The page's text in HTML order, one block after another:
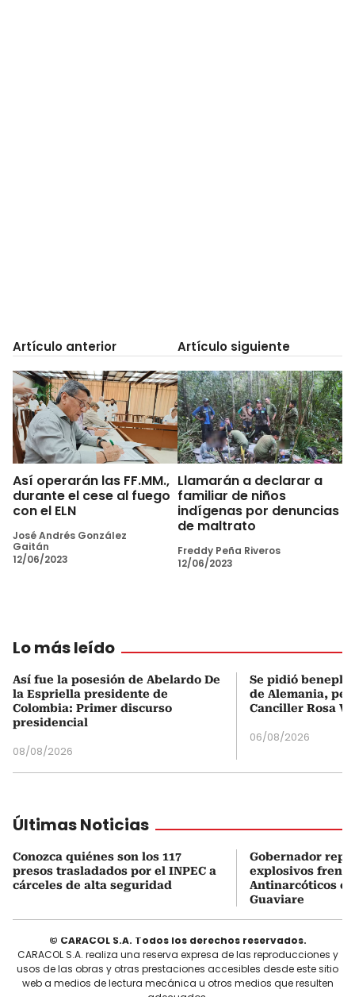
Artículo anterior
Así operarán las FF.MM.,
durante el cese al fuego
con el ELN
José Andrés González
Gaitán
12/06/2023
Artículo siguiente
Llamarán a declarar a
familiar de niños
indígenas por denuncias
de maltrato
Freddy Peña Riveros
12/06/2023
Lo más leído
Así fue la posesión de Abelardo De
la Espriella presidente de
Colombia: Primer discurso
presidencial
08/08/2026
Se pidió
de Alemania,
Canciller Rosa
06/08/2026
Últimas Noticias
Conozca quiénes son los 117
presos trasladados por el INPEC a
cárceles de alta seguridad
Gobernador
explosivos frente
Antinarcóticos
Guaviare
© CARACOL S.A. Todos los derechos reservados.
CARACOL S.A. realiza una reserva expresa de las reproducciones y
usos de las obras y otras prestaciones accesibles desde este sitio
web a medios de lectura mecánica u otros medios que resulten